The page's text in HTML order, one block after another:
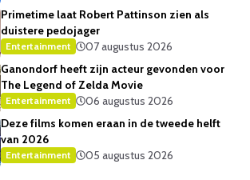
Primetime laat Robert Pattinson zien als
duistere pedojager
Entertainment
07 augustus 2026
Ganondorf heeft zijn acteur gevonden voor
The Legend of Zelda Movie
Entertainment
06 augustus 2026
Deze films komen eraan in de tweede helft
van 2026
Entertainment 05 augustus 2026